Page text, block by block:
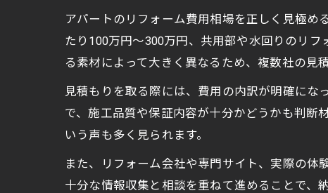
アパートのリフォーム費用相場を正しく見極め
たり100万円～300万円、共用部や水回りのリ
る素材によって大きく異なるため、複数社の見
見積もりを取る際には、費用の内訳が明確にな
で、施工品質や保証内容が十分かどうかも判断
いう声も多く見られます。
また、リフォーム会社や専門サイト、実際の体
十分な情報収集と相談を重ねて進めることで、